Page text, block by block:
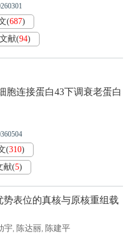
(687)
献(94)
胞连接蛋白43下调衰老蛋白
(310)
献(5)
势表位的真核与原核重组载
宇, 陈达丽, 陈建平